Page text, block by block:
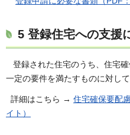
5 登録住宅への支援
登録された住宅のうち、住宅
一定の要件を満たすものに対し
詳細はこちら → 住宅確保要配
イト）